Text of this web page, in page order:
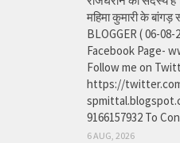
महिमा कुमारी के
BLOGGER ( 06-
Facebook Page-
Follow me on
https://
9166157932 To
6 AUG, 2026